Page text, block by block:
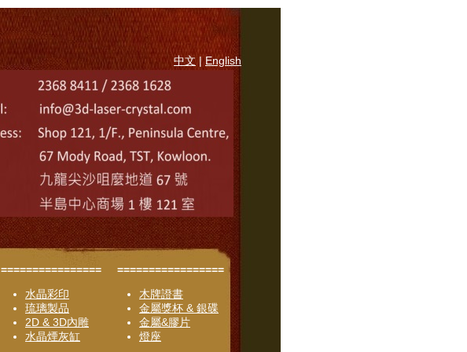
中文|English
================
=================
水晶彩印
琉璃製品
2D & 3D內雕
水晶煙灰缸
木牌證書
金屬獎杯 & 銀碟
金屬&膠片
燈座